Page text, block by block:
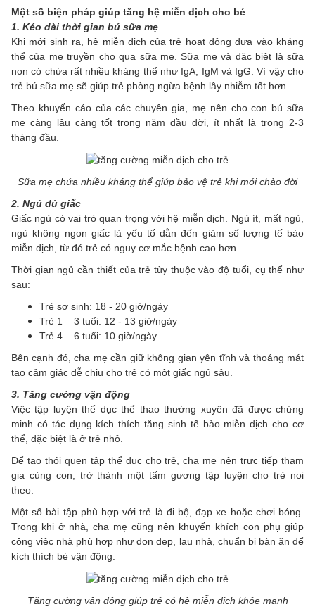
Một số biện pháp giúp tăng hệ miễn dịch cho bé
1. Kéo dài thời gian bú sữa mẹ
Khi mới sinh ra, hệ miễn dịch của trẻ hoạt động dựa vào kháng
thể của mẹ truyền cho qua sữa mẹ. Sữa mẹ và đặc biệt là sữa
non có chứa rất nhiều kháng thể như IgA, IgM và IgG. Vì vậy cho
trẻ bú sữa mẹ sẽ giúp trẻ phòng ngừa bệnh lây nhiễm tốt hơn.
Theo khuyến cáo của các chuyên gia, mẹ nên cho con bú sữa
mẹ càng lâu càng tốt trong năm đầu đời, ít nhất là trong 2-3
tháng đầu.
Sữa mẹ chứa nhiều kháng thể giúp bảo vệ trẻ khi mới chào đời
2. Ngủ đủ giấc
Giấc ngủ có vai trò quan trọng với hệ miễn dịch. Ngủ ít, mất ngủ,
ngủ không ngon giấc là yếu tố dẫn đến giảm số lượng tế bào
miễn dịch, từ đó trẻ có nguy cơ mắc bệnh cao hơn.
Thời gian ngủ cần thiết của trẻ tùy thuộc vào độ tuổi, cụ thể như
sau:
Trẻ sơ sinh: 18 - 20 giờ/ngày
Trẻ 1 – 3 tuổi: 12 - 13 giờ/ngày
Trẻ 4 – 6 tuổi: 10 giờ/ngày
Bên cạnh đó, cha mẹ cần giữ không gian yên tĩnh và thoáng mát
tạo cảm giác dễ chịu cho trẻ có một giấc ngủ sâu.
3. Tăng cường vận động
Việc tập luyện thể dục thể thao thường xuyên đã được chứng
minh có tác dụng kích thích tăng sinh tế bào miễn dịch cho cơ
thể, đặc biệt là ở trẻ nhỏ.
Để tạo thói quen tập thể dục cho trẻ, cha mẹ nên trực tiếp tham
gia cùng con, trở thành một tấm gương tập luyện cho trẻ noi
theo.
Một số bài tập phù hợp với trẻ là đi bộ, đạp xe hoặc chơi bóng.
Trong khi ở nhà, cha mẹ cũng nên khuyến khích con phụ giúp
công việc nhà phù hợp như dọn dẹp, lau nhà, chuẩn bị bàn ăn để
kích thích bé vận động.
Tăng cường vận động giúp trẻ có hệ miễn dịch khỏe mạnh